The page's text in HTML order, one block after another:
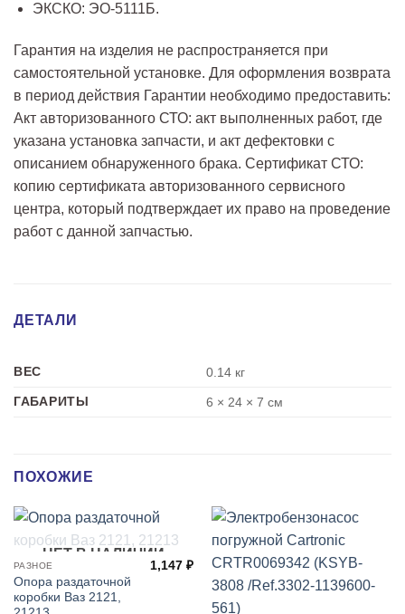
ЭКСКО: ЭО-5111Б.
Гарантия на изделия не распространяется при
самостоятельной установке. Для оформления возврата
в период действия Гарантии необходимо предоставить:
Акт авторизованного СТО: акт выполненных работ, где
указана установка запчасти, и акт дефектовки с
описанием обнаруженного брака. Сертификат СТО:
копию сертификата авторизованного сервисного
центра, который подтверждает их право на проведение
работ с данной запчастью.
ДЕТАЛИ
ВЕС
0.14 кг
ГАБАРИТЫ
6 × 24 × 7 см
ПОХОЖИЕ
НЕТ В НАЛИЧИИ
РАЗНОЕ
Опора раздаточной
коробки Ваз 2121,
1,147₽